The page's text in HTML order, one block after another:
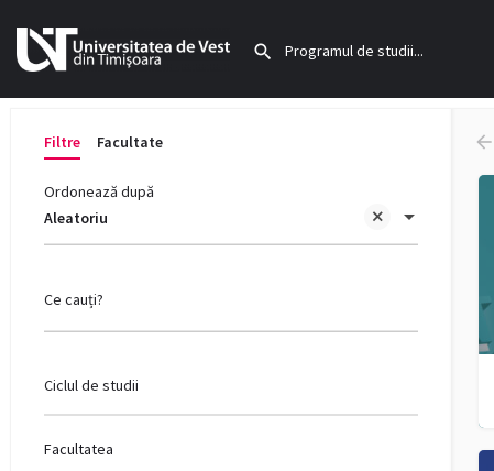
Filtre Facultate
Aleatoriu
Ordonează după
Ce cauți?
Ciclul de studii
Facultatea